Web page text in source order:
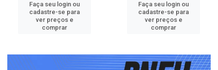
Faça seu login ou
cadastre-se para
ver preços e
comprar
Faça seu login ou
cadastre-se para
ver preços e
comprar